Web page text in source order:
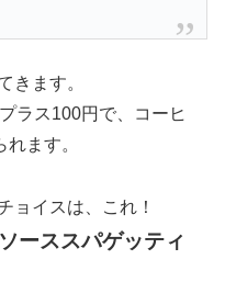
きます。
ラス100円で、コーヒ
ます。
ョイスは、これ！
ーススパゲッティ